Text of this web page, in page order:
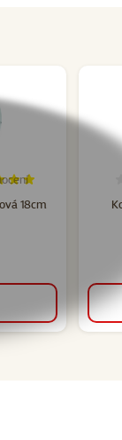
18cm
97%, počet